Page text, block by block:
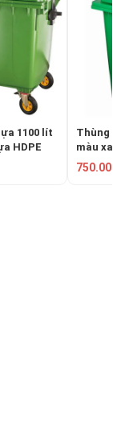
1100 lít
HDPE
Thùng
màu
03TR-240
750.000₫